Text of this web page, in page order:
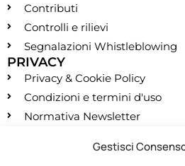
Gestisci
Contributi
Controlli e rilievi
Segnalazioni Whistleblowing
PRIVACY
Privacy & Cookie Policy
Condizioni e termini d'uso
Normativa Newsletter
segreteria@montessori.it